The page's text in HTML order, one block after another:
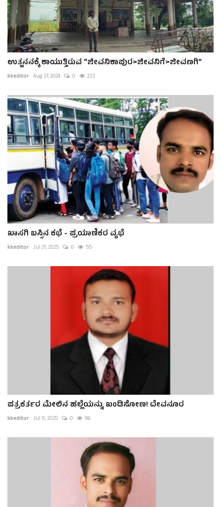
ಉತ್ಖನನಕ್ಕೆ ಕಾಯುತ್ತಿರುವ "ಜೀವನಿಕಾಪುರ>ಜೀವನಿಗೆ>ಜೀವಣಗಿ"
kkeditor Aug 27, 2024 0 233
ಖಾಸಗಿ ಬಸ್ಸಿನ ಕಥೆ - ಪ್ರಯಾಣಿಕರ ವ್ಯಥೆ
kkeditor Jul 21, 2025 0 55
ಪತ್ರಕರ್ತರ ಮೇಲಿನ ಹಲ್ಲೆಯನ್ನು ಖಂಡಿಸೋಣ! ದೇವನೂರ
kkeditor Jul 9, 2025 0 96